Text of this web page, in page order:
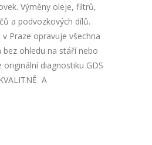
Výměny oleje, filtrů,
a podvozkových dílů.
Praze opravuje všechna
bez ohledu na stáří nebo
diagnostiku GDS
A